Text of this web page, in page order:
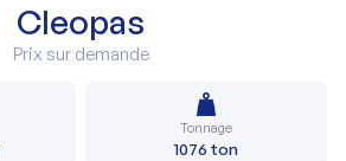
Cleopas
Prix sur demande
Tonnage
1076 ton